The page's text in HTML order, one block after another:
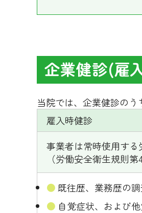
企業健診(雇
当院では、企業健診の
雇入時健診
事業者は常時使用す
（労働安全衛生規則第
既往歴、業務歴の
自覚症状、および